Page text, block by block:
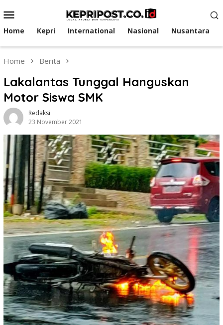
to
contentMenu
Home Kepri International Nasional Nusantara
Home Berita
Lakalantas Tunggal Hanguskan
Motor Siswa SMK
Redaksi
23 November 2021